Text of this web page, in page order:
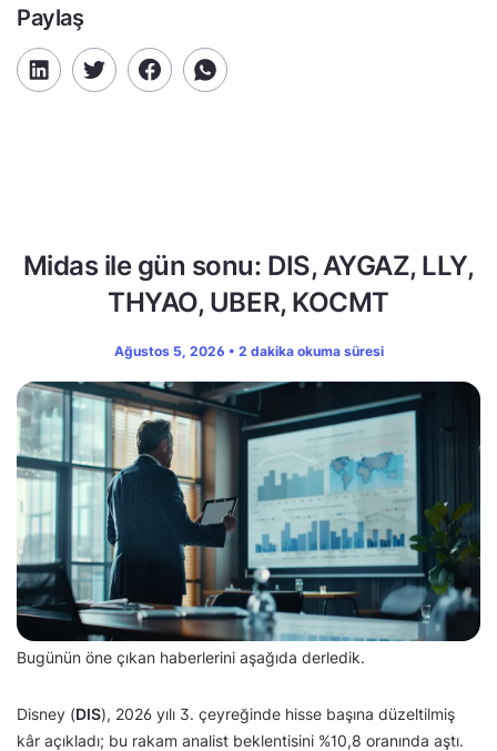
Paylaş
Midas ile gün sonu: DIS, AYGAZ, LLY,
THYAO, UBER, KOCMT
Ağustos 5, 2026 • 2 dakika okuma süresi
Bugünün öne çıkan haberlerini aşağıda derledik.
Disney (DIS), 2026 yılı 3. çeyreğinde hisse başına düzeltilmiş
kâr açıkladı; bu rakam analist beklentisini %10,8 oranında aştı.